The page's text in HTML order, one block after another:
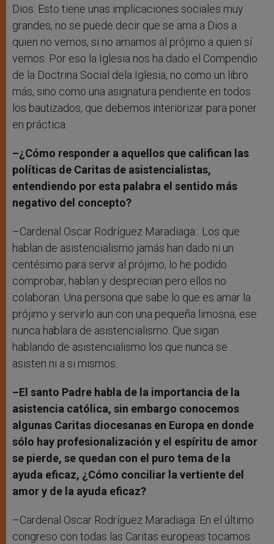
Dios. Esto tiene unas implicaciones sociales muy
grandes, no se puede decir que se ama a Dios a
quien no vemos, si no amamos al prójimo a quien sí
vemos. Por eso la Iglesia nos ha dado el Compendio
de la Doctrina Social dela Iglesia, no como un libro
más, sino como una asignatura pendiente en todos
los bautizados, que debemos interiorizar para poner
en práctica.
–¿Cómo responder a aquellos que califican las
políticas de Caritas de asistencialistas,
entendiendo por esta palabra el sentido más
negativo del concepto?
–Cardenal Oscar Rodríguez Maradiaga: Los que
hablan de asistencialismo jamás han dado ni un
centésimo para servir al prójimo, lo he podido
comprobar, hablan y desprecian pero ellos no
colaboran. Una persona que sabe lo que es amar la
prójimo y servirlo aun con una pequeña limosna, ese
nunca hablara de asistencialismo. Que sigan
hablando de asistencialismo los que nunca se
asisten ni a si mismos.
–El santo Padre habla de la importancia de la
asistencia católica, sin embargo conocemos
algunas Caritas diocesanas en Europa en donde
sólo hay profesionalización y el espíritu de amor
se pierde, se quedan con el puro tema de la
ayuda eficaz, ¿Cómo conciliar la vertiente del
amor y de la ayuda eficaz?
–Cardenal Oscar Rodríguez Maradiaga: En el último
congreso con todas las Caritas europeas tocamos